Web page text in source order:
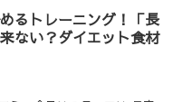
るトレーニング！「長
ない？ダイエット食材